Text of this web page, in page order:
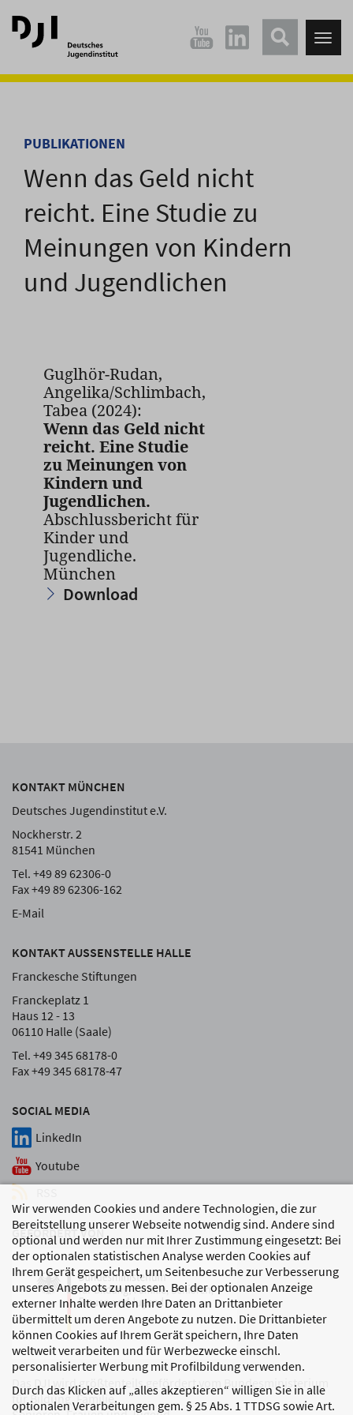
Direkt
zum
Hauptinhalt
Direkt
zum
Hauptmenü
Wir verwenden Cookies und andere Technologien, die zur
Bereitstellung unserer Webseite notwendig sind. Andere sind
optional und werden nur mit Ihrer Zustimmung eingesetzt: Bei
der optionalen statistischen Analyse werden Cookies auf
Ihrem Gerät gespeichert, um Seitenbesuche zur Verbesserung
unseres Angebots zu messen. Bei der optionalen Anzeige
externer Inhalte werden Ihre Daten an Drittanbieter
übermittelt um deren Angebote zu nutzen. Die Drittanbieter
können Cookies auf Ihrem Gerät speichern, Ihre Daten
weltweit verarbeiten und für Werbezwecke einschl.
personalisierter Werbung mit Profilbildung verwenden.
Durch das Klicken auf „alles akzeptieren“ willigen Sie in alle
optionalen Verarbeitungen gem. § 25 Abs. 1 TTDSG sowie Art.
PUBLIKATIONEN
Wenn das Geld nicht
reicht. Eine Studie zu
Meinungen von Kindern
und Jugendlichen
Guglhör-Rudan,
Angelika/Schlimbach,
Tabea (2024):
Wenn das Geld nicht
reicht. Eine Studie
zu Meinungen von
Kindern und
Jugendlichen.
Abschlussbericht für
Kinder und
Jugendliche.
München
Download
SOCIAL MEDIA
LinkedIn
Youtube
KONTAKT MÜNCHEN
Deutsches Jugendinstitut e.V.
Nockherstr. 2
81541 München
Tel. +49 89 62306-0
Fax +49 89 62306-162
E-Mail
KONTAKT AUSSENSTELLE HALLE
Franckesche Stiftungen
Franckeplatz 1
Haus 12 - 13
06110 Halle (Saale)
Tel. +49 345 68178-0
Fax +49 345 68178-47
GEFÖRDERT VON
Das DJI wird größtenteils gefördert vom Bundesministerium
für Bildung, Familie,